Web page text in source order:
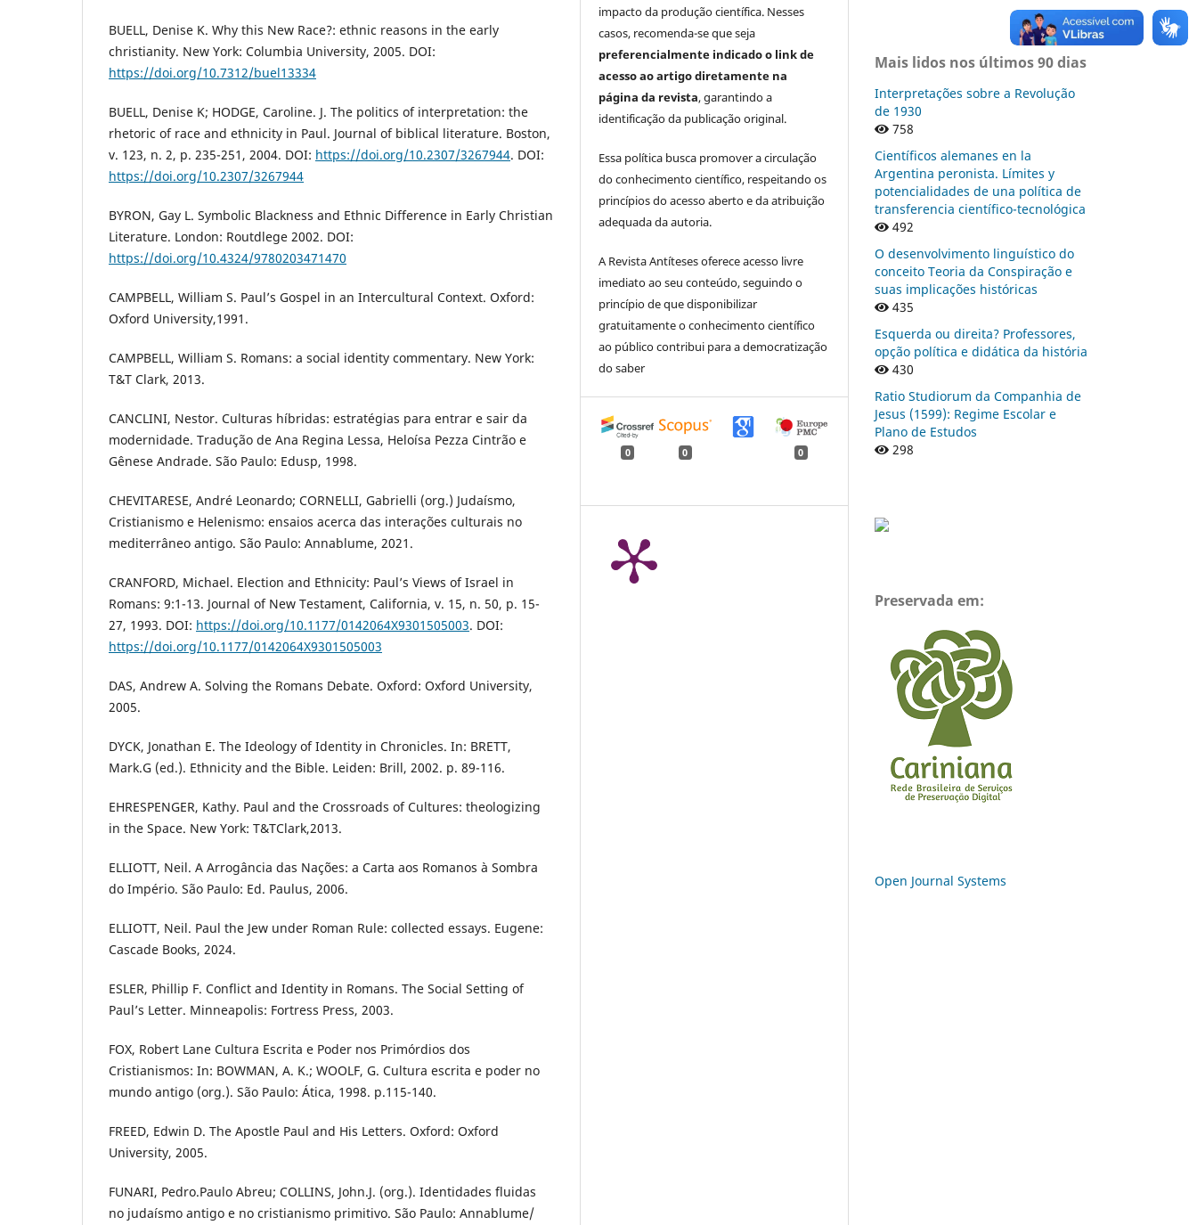
BUELL, Denise K. Why this New Race?: ethnic reasons in the early
christianity. New York: Columbia University, 2005. DOI:
https://doi.org/10.7312/buel13334
BUELL, Denise K; HODGE, Caroline. J. The politics of interpretation: the
rhetoric of race and ethnicity in Paul. Journal of biblical literature. Boston,
v. 123, n. 2, p. 235-251, 2004. DOI: https://doi.org/10.2307/3267944. DOI:
https://doi.org/10.2307/3267944
BYRON, Gay L. Symbolic Blackness and Ethnic Difference in Early Christian
Literature. London: Routdlege 2002. DOI:
https://doi.org/10.4324/9780203471470
CAMPBELL, William S. Paul’s Gospel in an Intercultural Context. Oxford:
Oxford University,1991.
CAMPBELL, William S. Romans: a social identity commentary. New York:
T&T Clark, 2013.
CANCLINI, Nestor. Culturas híbridas: estratégias para entrar e sair da
modernidade. Tradução de Ana Regina Lessa, Heloísa Pezza Cintrão e
Gênese Andrade. São Paulo: Edusp, 1998.
CHEVITARESE, André Leonardo; CORNELLI, Gabrielli (org.) Judaísmo,
Cristianismo e Helenismo: ensaios acerca das interações culturais no
mediterrâneo antigo. São Paulo: Annablume, 2021.
CRANFORD, Michael. Election and Ethnicity: Paul’s Views of Israel in
Romans: 9:1-13. Journal of New Testament, California, v. 15, n. 50, p. 15-
27, 1993. DOI: https://doi.org/10.1177/0142064X9301505003. DOI:
https://doi.org/10.1177/0142064X9301505003
DAS, Andrew A. Solving the Romans Debate. Oxford: Oxford University,
2005.
DYCK, Jonathan E. The Ideology of Identity in Chronicles. In: BRETT,
Mark.G (ed.). Ethnicity and the Bible. Leiden: Brill, 2002. p. 89-116.
EHRESPENGER, Kathy. Paul and the Crossroads of Cultures: theologizing
in the Space. New York: T&TClark,2013.
ELLIOTT, Neil. A Arrogância das Nações: a Carta aos Romanos à Sombra
do Império. São Paulo: Ed. Paulus, 2006.
ELLIOTT, Neil. Paul the Jew under Roman Rule: collected essays. Eugene:
Cascade Books, 2024.
ESLER, Phillip F. Conflict and Identity in Romans. The Social Setting of
Paul’s Letter. Minneapolis: Fortress Press, 2003.
FOX, Robert Lane Cultura Escrita e Poder nos Primórdios dos
Cristianismos: In: BOWMAN, A. K.; WOOLF, G. Cultura escrita e poder no
mundo antigo (org.). São Paulo: Ática, 1998. p.115-140.
FREED, Edwin D. The Apostle Paul and His Letters. Oxford: Oxford
University, 2005.
FUNARI, Pedro.Paulo Abreu; COLLINS, John.J. (org.). Identidades fluidas
no judaísmo antigo e no cristianismo primitivo. São Paulo: Annablume/
impacto da produção científica. Nesses
casos, recomenda-se que seja
preferencialmente indicado o link de
acesso ao artigo diretamente na
página da revista, garantindo a
identificação da publicação original.
Essa política busca promover a circulação
do conhecimento científico, respeitando os
princípios do acesso aberto e da atribuição
adequada da autoria.
A Revista Antíteses oferece acesso livre
imediato ao seu conteúdo, seguindo o
princípio de que disponibilizar
gratuitamente o conhecimento científico
ao público contribui para a democratização
do saber
0 0 0
Mais lidos nos últimos 90 dias
Interpretações sobre a Revolução
de 1930
758
Científicos alemanes en la
Argentina peronista. Límites y
potencialidades de una política de
transferencia científico-tecnológica
492
O desenvolvimento linguístico do
conceito Teoria da Conspiração e
suas implicações históricas
435
Esquerda ou direita? Professores,
opção política e didática da história
430
Ratio Studiorum da Companhia de
Jesus (1599): Regime Escolar e
Plano de Estudos
298
Preservada em:
Open Journal Systems